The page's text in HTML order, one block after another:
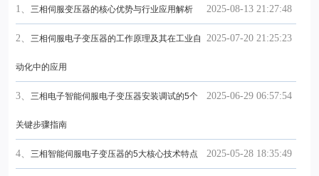
2025-08-13 21:27:48
1、 三相伺服变压器的核心优势与行业应用解析
2025-07-20 21:25:23
2、 三相伺服电子变压器的工作原理及其在工业自
动化中的应用
2025-06-29 06:57:54
3、 三相电子智能伺服电子变压器安装调试的5个
关键步骤指南
2025-05-28 18:35:49
4、 三相智能伺服电子变压器的5大核心技术特点